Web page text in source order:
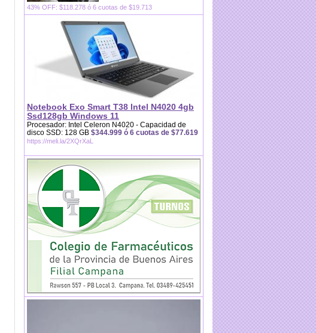
43% OFF: $118.278 ó 6 cuotas de $19.713
Notebook Exo Smart T38 Intel N4020 4gb
Ssd128gb Windows 11
Procesador: Intel Celeron N4020 - Capacidad de
disco SSD: 128 GB $344.999 ó 6 cuotas de $77.619
https://meli.la/2XQrXaL